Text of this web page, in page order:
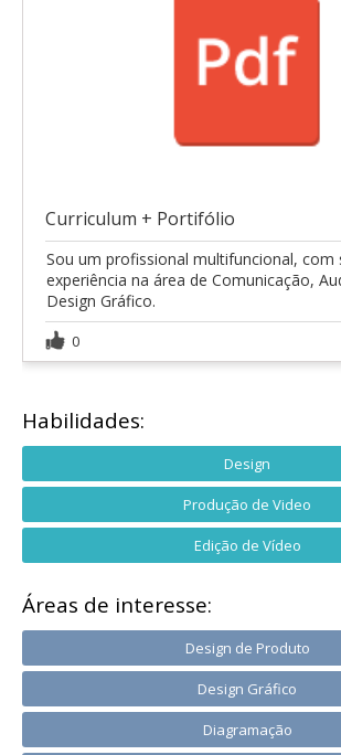
Curriculum + Portifólio
Sou um profissional multifuncional, com
experiência na área de Comunicação,
Design Gráfico.
0
Habilidades:
Design
Produção de Video
Edição de Vídeo
Áreas de interesse:
Design de Produto
Design Gráfico
Diagramação